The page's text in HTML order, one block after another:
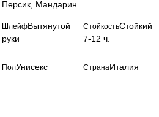
Персик, Мандарин
ШлейфВытянутой
руки
СтойкостьСтойкий
7-12 ч.
ПолУнисекс СтранаИталия